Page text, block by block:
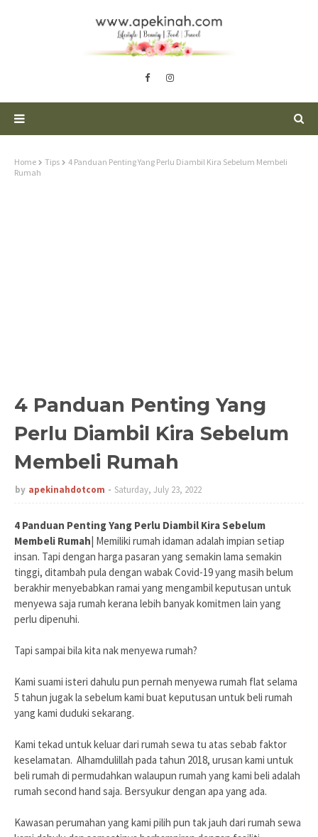
Home Tips
4 Panduan Penting Yang Perlu Diambil Kira Sebelum Membeli
Rumah
4 Panduan Penting Yang
Perlu Diambil Kira Sebelum
Membeli Rumah
by apekinahdotcom Saturday, July 23, 2022
4 Panduan Penting Yang Perlu Diambil Kira Sebelum
Membeli Rumah| Memiliki rumah idaman adalah impian setiap
insan. Tapi dengan harga pasaran yang semakin lama semakin
tinggi, ditambah pula dengan wabak Covid-19 yang masih belum
berakhir menyebabkan ramai yang mengambil keputusan untuk
menyewa saja rumah kerana lebih banyak komitmen lain yang
perlu dipenuhi.
Tapi sampai bila kita nak menyewa rumah?
Kami suami isteri dahulu pun pernah menyewa rumah flat selama
5 tahun jugak la sebelum kami buat keputusan untuk beli rumah
yang kami duduki sekarang.
Kami tekad untuk keluar dari rumah sewa tu atas sebab faktor
keselamatan. Alhamdulillah pada tahun 2018, urusan kami untuk
beli rumah di permudahkan walaupun rumah yang kami beli adalah
rumah second hand saja. Bersyukur dengan apa yang ada.
Kawasan perumahan yang kami pilih pun tak jauh dari rumah sewa